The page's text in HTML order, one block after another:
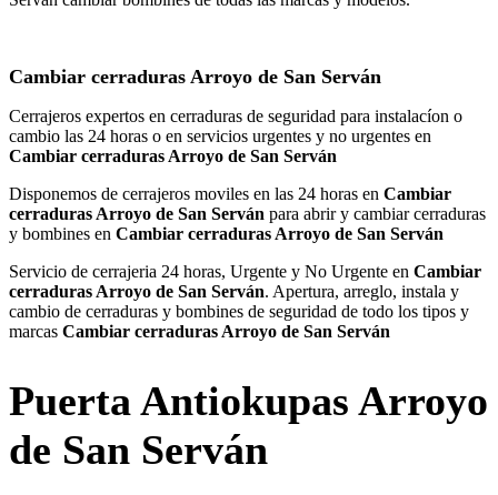
Cambiar cerraduras Arroyo de San Serván
Cerrajeros expertos en cerraduras de seguridad para instalacíon o
cambio las 24 horas o en servicios urgentes y no urgentes en
Cambiar cerraduras Arroyo de San Serván
Disponemos de cerrajeros moviles en las 24 horas en Cambiar
cerraduras Arroyo de San Serván para abrir y cambiar cerraduras
y bombines en Cambiar cerraduras Arroyo de San Serván
Servicio de cerrajeria 24 horas, Urgente y No Urgente en Cambiar
cerraduras Arroyo de San Serván. Apertura, arreglo, instala y
cambio de cerraduras y bombines de seguridad de todo los tipos y
marcas Cambiar cerraduras Arroyo de San Serván
Puerta Antiokupas Arroyo
de San Serván